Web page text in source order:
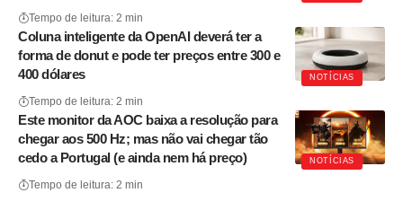
Tempo de leitura: 2 min
NOTÍCIAS
Coluna inteligente da OpenAI deverá ter a
forma de donut e pode ter preços entre 300 e
400 dólares
Tempo de leitura: 2 min
NOTÍCIAS
Este monitor da AOC baixa a resolução para
chegar aos 500 Hz; mas não vai chegar tão
cedo a Portugal (e ainda nem há preço)
Tempo de leitura: 2 min